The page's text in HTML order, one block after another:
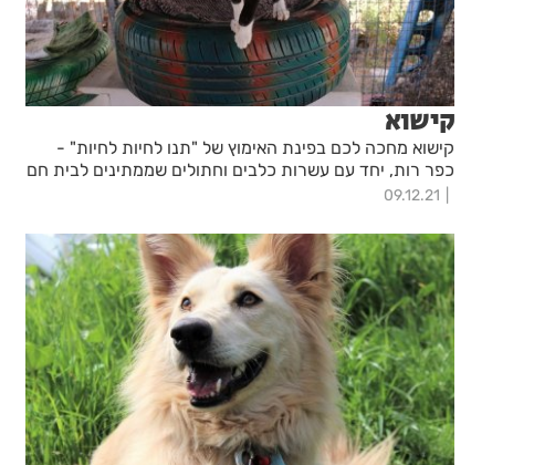
קישוא
קישוא מחכה לכם בפינת האימוץ של "תנו לחיות לחיות" -
כפר רות, יחד עם עשרות כלבים וחתולים שממתינים לבית חם
09.12.21